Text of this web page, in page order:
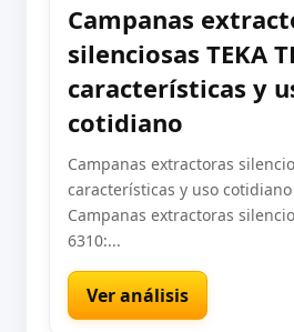
Campanas
silenciosas TEKA
características y
cotidiano
Campanas extractoras
características y uso
Campanas extractoras
6310:...
Ver análisis